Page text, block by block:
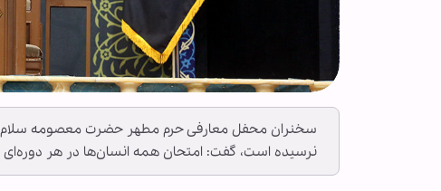
سخنران محفل معارفی حرم مطهر حضرت معصومه
نرسیده است، گفت: امتحان همه انسان‌ها در هر